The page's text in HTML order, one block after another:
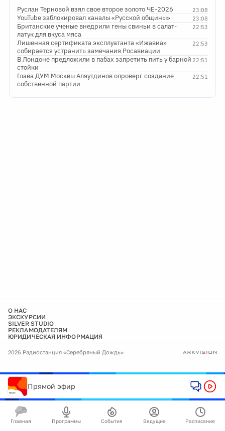
23:08
Руслан Терновой взял свое второе золото ЧЕ-2026
23:08
YouTube заблокировал каналы «Русской общины»
22:53
Британские ученые внедрили гены свиньи в салат-
латук для вкуса мяса
22:53
Лишенная сертификата эксплуатанта «Ижавиа»
собирается устранить замечания Росавиации
22:51
В Лондоне предложили в пабах запретить пить у барной
стойки
22:51
Глава ДУМ Москвы Аляутдинов опроверг создание
собственной партии
О НАС
ЭКСКУРСИИ
SILVER STUDIO
РЕКЛАМОДАТЕЛЯМ
ЮРИДИЧЕСКАЯ ИНФОРМАЦИЯ
2026 Радиостанция «Серебряный Дождь»
Прямой эфир
Главная Программы События Ведущие Расписание